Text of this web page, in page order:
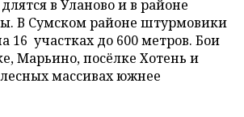
в Уланово и в районе
В Сумском районе штурмовики
16 участках до 600 метров. Бои
Марьино, посёлке Хотень и
лесных массивах южнее